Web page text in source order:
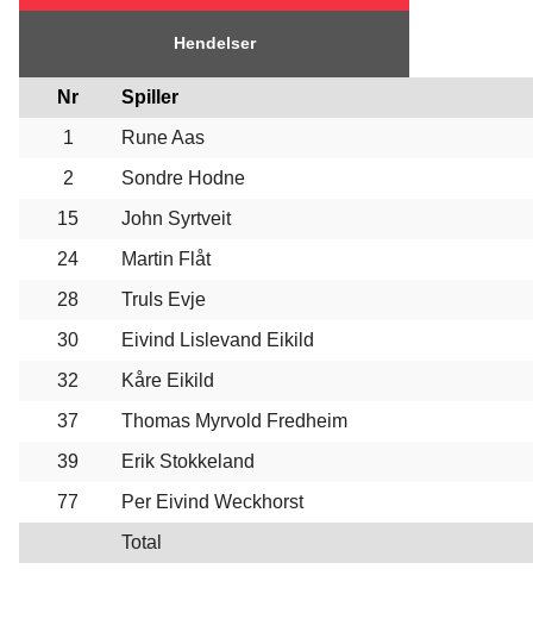
Hendelser
Nr
Spiller
1
Rune Aas
2
Sondre Hodne
15
John Syrtveit
24
Martin Flåt
28
Truls Evje
30
Eivind Lislevand Eikild
32
Kåre Eikild
37
Thomas Myrvold Fredheim
39
Erik Stokkeland
77
Per Eivind Weckhorst
Total